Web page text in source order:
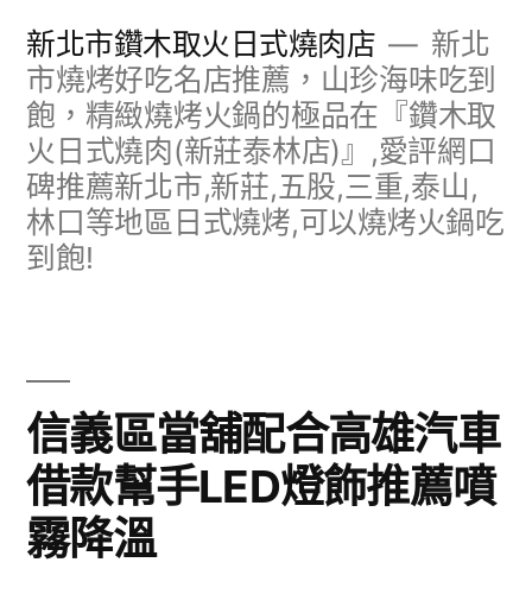
新北市鑽木取火日式燒肉店
新北
市燒烤好吃名店推薦，山珍海味吃到
飽，精緻燒烤火鍋的極品在『鑽木取
火日式燒肉(新莊泰林店)』,愛評網口
碑推薦新北市,新莊,五股,三重,泰山,
林口等地區日式燒烤,可以燒烤火鍋吃
到飽!
信義區當舖配合高雄汽車
借款幫手LED燈飾推薦噴
霧降溫